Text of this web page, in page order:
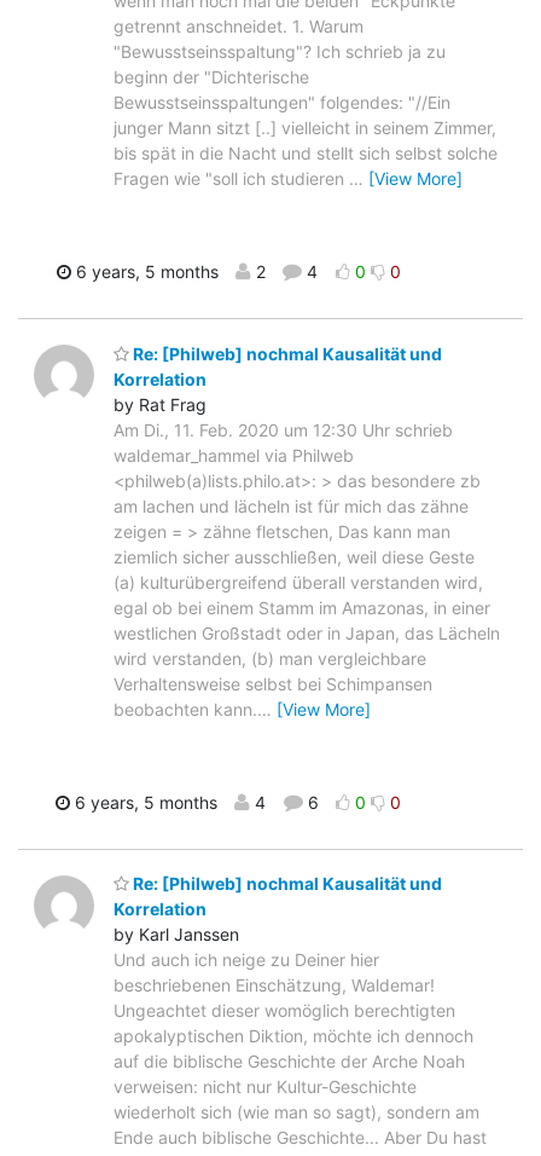
getrennt anschneidet. 1. Warum
"Bewusstseinsspaltung"? Ich schrieb ja zu
beginn der "Dichterische
Bewusstseinsspaltungen" folgendes: "//Ein
junger Mann sitzt [..] vielleicht in seinem Zimmer,
bis spät in die Nacht und stellt sich selbst solche
Fragen wie "soll ich studieren … [View More]
6 years, 5 months 2 4 0 0
Re: [Philweb] nochmal Kausalität und
Korrelation
by Rat Frag
Am Di., 11. Feb. 2020 um 12:30 Uhr schrieb
waldemar_hammel via Philweb
<philweb(a)lists.philo.at>: > das besondere zb
am lachen und lächeln ist für mich das zähne
zeigen = > zähne fletschen, Das kann man
ziemlich sicher ausschließen, weil diese Geste
(a) kulturübergreifend überall verstanden wird,
egal ob bei einem Stamm im Amazonas, in einer
westlichen Großstadt oder in Japan, das Lächeln
wird verstanden, (b) man vergleichbare
Verhaltensweise selbst bei Schimpansen
beobachten kann.… [View More]
6 years, 5 months 4 6 0 0
Re: [Philweb] nochmal Kausalität und
Korrelation
by Karl Janssen
Und auch ich neige zu Deiner hier
beschriebenen Einschätzung, Waldemar!
Ungeachtet dieser womöglich berechtigten
apokalyptischen Diktion, möchte ich dennoch
auf die biblische Geschichte der Arche Noah
verweisen: nicht nur Kultur-Geschichte
wiederholt sich (wie man so sagt), sondern am
Ende auch biblische Geschichte... Aber Du hast